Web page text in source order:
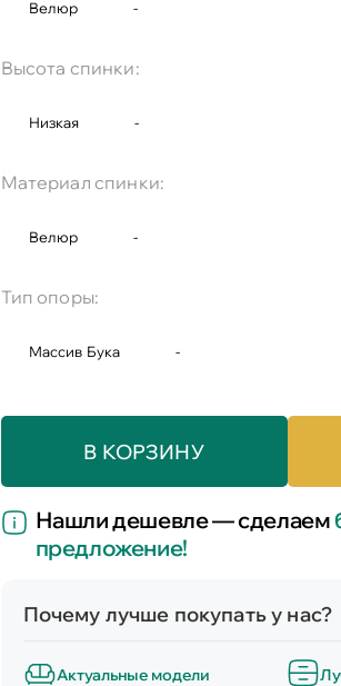
Велюр -
Высота спинки:
Низкая -
Материал спинки:
Велюр -
Тип опоры:
Массив Бука -
В КОРЗИНУ
Нашли дешевле — сделаем
предложение!
Почему лучше покупать у нас?
Актуальные модели